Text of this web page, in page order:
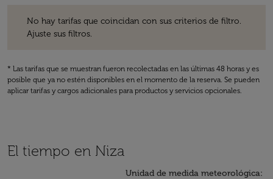
No hay tarifas que coincidan con sus criterios de filtro.
Ajuste sus filtros.
* Las tarifas que se muestran fueron recolectadas en las últimas 48 horas y es
posible que ya no estén disponibles en el momento de la reserva. Se pueden
aplicar tarifas y cargos adicionales para productos y servicios opcionales.
El tiempo en Niza
Unidad de medida meteorológica: